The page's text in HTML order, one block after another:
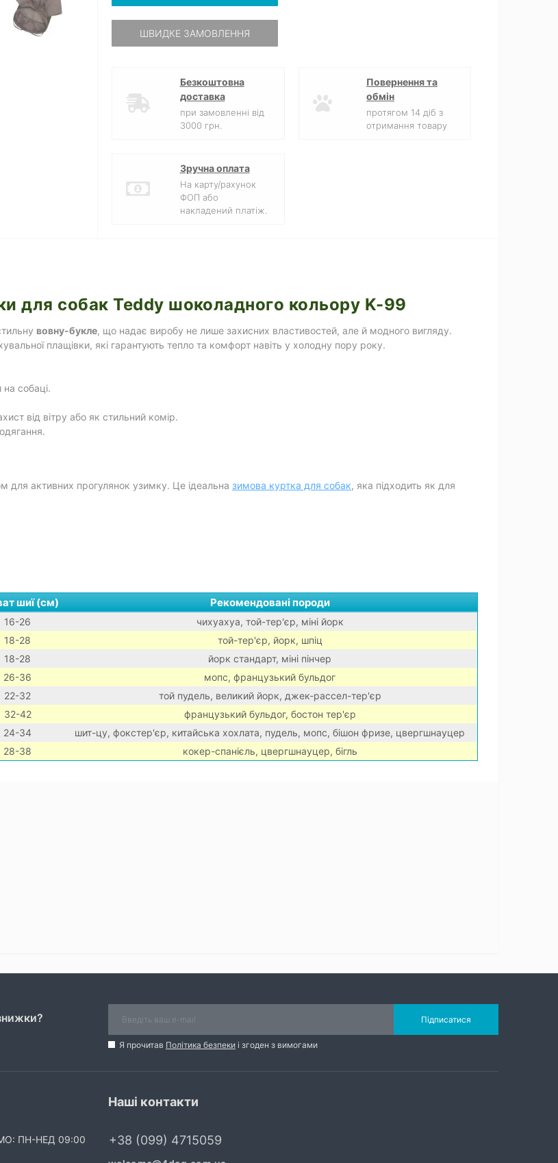
ШВИДКЕ ЗАМОВЛЕННЯ
Безкоштовна
доставка
при замовленні від
3000 грн.
Повернення та
обмін
протягом 14 діб з
отримання товару
Зручна оплата
На карту/рахунок
ФОП або
накладений платіж.
для собак Teddy шоколадного кольору K-99
вовну-букле, що надає виробу не лише захисних властивостей, але й модного вигляду.
плащівки, які гарантують тепло та комфорт навіть у холодну пору року.
собаці.
від вітру або як стильний комір.
активних прогулянок узимку. Це ідеальна зимова куртка для собак, яка підходить як для
шиї (см) Рекомендовані породи
16-26
чихуахуа, той-тер'єр, міні йорк
18-28
той-тер'єр, йорк, шпіц
18-28
йорк стандарт, міні пінчер
26-36
мопс, французький бульдог
22-32
той пудель, великий йорк, джек-рассел-тер'єр
32-42
французький бульдог, бостон тер'єр
24-34
шит-цу, фокстер'єр, китайська хохлата, пудель, мопс, бішон фризе, цвергшнауцер
28-38 кокер-спанієль, цвергшнауцер, бігль
Підписатися
Я прочитав Політика безпеки і згоден з вимогами
ПН-НЕД 09:00
Наші контакти
+38 (099) 4715059